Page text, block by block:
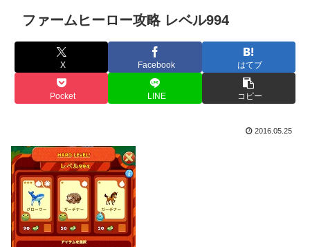
ファームヒーロー攻略 レベル994
X Facebook はてブ
Pocket LINE コピー
2016.05.25